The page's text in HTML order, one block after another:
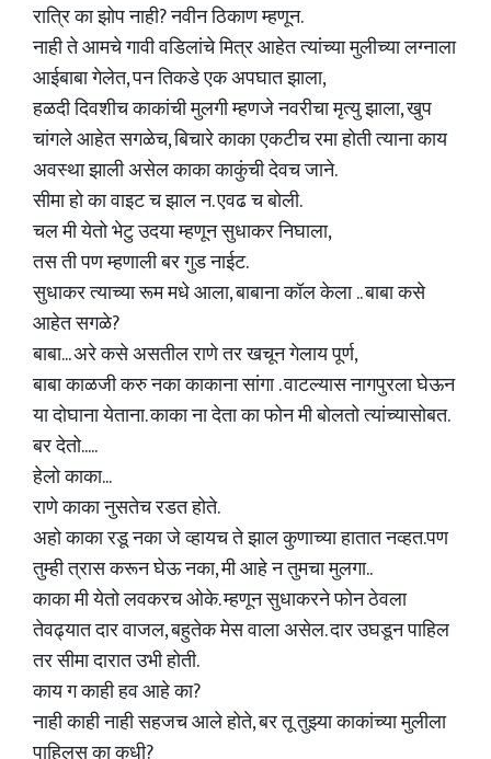
रात्रि का झोप नाही? नवीन ठिकाण म्हणून.
नाही ते आमचे गावी वडिलांचे मित्र आहेत त्यांच्या मुलीच्या लग्नाला
आईबाबा गेलेत, पन तिकडे एक अपघात झाला,
हळदी दिवशीच काकांची मुलगी म्हणजे नवरीचा मृत्यु झाला, खुप
चांगले आहेत सगळेच, बिचारे काका एकटीच रमा होती त्याना काय
अवस्था झाली असेल काका काकुंची देवच जाने.
सीमा हो का वाइट च झाल न. एवढ च बोली.
चल मी येतो भेटु उदया म्हणून सुधाकर निघाला,
तस ती पण म्हणाली बर गुड नाईट.
सुधाकर त्याच्या रूम मधे आला, बाबाना कॉल केला .. बाबा कसे
आहेत सगळे?
बाबा... अरे कसे असतील राणे तर खचून गेलाय पूर्ण,
बाबा काळजी करु नका काकाना सांगा . वाटल्यास नागपुरला घेऊन
या दोघाना येताना. काका ना देता का फोन मी बोलतो त्यांच्यासोबत.
बर देतो.....
हेलो काका...
राणे काका नुसतेच रडत होते.
अहो काका रडू नका जे व्हायच ते झाल कुणाच्या हातात नव्हत.पण
तुम्ही त्रास करून घेऊ नका, मी आहे न तुमचा मुलगा..
काका मी येतो लवकरच ओके. म्हणून सुधाकरने फोन ठेवला
तेवढ्यात दार वाजल, बहुतेक मेस वाला असेल. दार उघडून पाहिल
तर सीमा दारात उभी होती.
काय ग काही हव आहे का?
नाही काही नाही सहजच आले होते, बर तू तुझ्या काकांच्या मुलीला